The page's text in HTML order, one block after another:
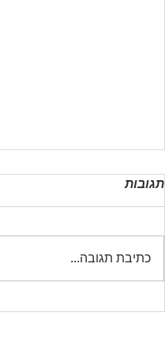
תגובות
כתיבת תגובה...